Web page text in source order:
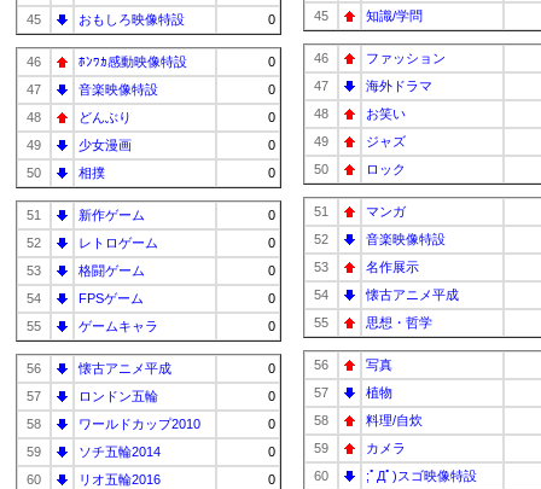
45
おもしろ映像特設 0
46 ﾎﾝﾜｶ感動映像特設
0
47
音楽映像特設
0
48
どんぶり
0
49
少女漫画
0
50
相撲 0
51 新作ゲーム
0
52
レトロゲーム
0
53
格闘ゲーム
0
54
FPSゲーム
0
55
ゲームキャラ 0
56 懐古アニメ平成
0
57
ロンドン五輪
0
58
ワールドカップ2010
0
59
ソチ五輪2014
0
60
リオ五輪2016 0
45
知識/学問
46
ファッション
47
海外ドラマ
48
お笑い
49
ジャズ
50
ロック
51
マンガ
52
音楽映像特設
53
名作展示
54
懐古アニメ平成
55
思想・哲学
56
写真
57
植物
58
料理/自炊
59
カメラ
60
;ﾟДﾟ)スゴ映像特設